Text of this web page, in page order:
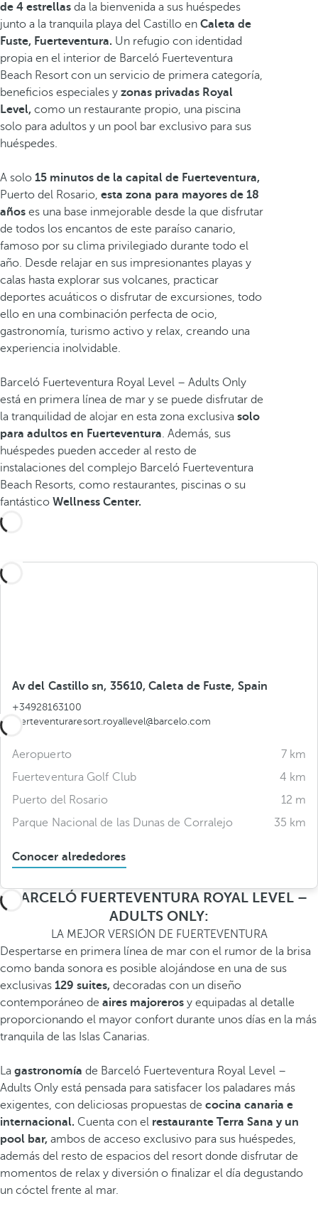
de 4 estrellas da la bienvenida a sus huéspedes
junto a la tranquila playa del Castillo en Caleta de
Fuste, Fuerteventura. Un refugio con identidad
propia en el interior de Barceló Fuerteventura
Beach Resort con un servicio de primera categoría,
beneficios especiales y zonas privadas Royal
Level, como un restaurante propio, una piscina
solo para adultos y un pool bar exclusivo para sus
huéspedes.
A solo 15 minutos de la capital de Fuerteventura,
Puerto del Rosario, esta zona para mayores de 18
años es una base inmejorable desde la que disfrutar
de todos los encantos de este paraíso canario,
famoso por su clima privilegiado durante todo el
año. Desde relajar en sus impresionantes playas y
calas hasta explorar sus volcanes, practicar
deportes acuáticos o disfrutar de excursiones, todo
ello en una combinación perfecta de ocio,
gastronomía, turismo activo y relax, creando una
experiencia inolvidable.
Barceló Fuerteventura Royal Level – Adults Only
está en primera línea de mar y se puede disfrutar de
la tranquilidad de alojar en esta zona exclusiva solo
para adultos en Fuerteventura. Además, sus
huéspedes pueden acceder al resto de
instalaciones del complejo Barceló Fuerteventura
Beach Resorts, como restaurantes, piscinas o su
fantástico Wellness Center.
Av del Castillo sn, 35610, Caleta de Fuste, Spain
+34928163100
fuerteventuraresort.royallevel@barcelo.com
Aeropuerto
7 km
Fuerteventura Golf Club
4 km
Puerto del Rosario
12 m
Parque Nacional de las Dunas de Corralejo
35 km
Conocer alrededores
BARCELÓ FUERTEVENTURA ROYAL LEVEL –
ADULTS ONLY:
LA MEJOR VERSIÓN DE FUERTEVENTURA
Despertarse en primera línea de mar con el rumor de la brisa
como banda sonora es posible alojándose en una de sus
exclusivas 129 suites, decoradas con un diseño
contemporáneo de aires majoreros y equipadas al detalle
proporcionando el mayor confort durante unos días en la más
tranquila de las Islas Canarias.
La gastronomía de Barceló Fuerteventura Royal Level –
Adults Only está pensada para satisfacer los paladares más
exigentes, con deliciosas propuestas de cocina canaria e
internacional. Cuenta con el restaurante Terra Sana y un
pool bar, ambos de acceso exclusivo para sus huéspedes,
además del resto de espacios del resort donde disfrutar de
momentos de relax y diversión o finalizar el día degustando
un cóctel frente al mar.